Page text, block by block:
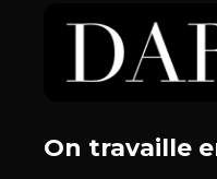
On travaille